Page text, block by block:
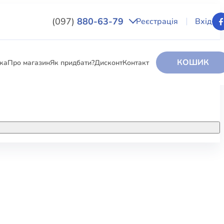
(097) 880-63-79 Реєстрація Вхід
Про магазинЯк придбати?ДисконтКонтакт КОШИК